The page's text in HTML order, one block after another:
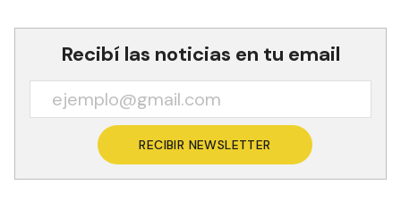
Recibí las noticias en tu email
RECIBIR NEWSLETTER